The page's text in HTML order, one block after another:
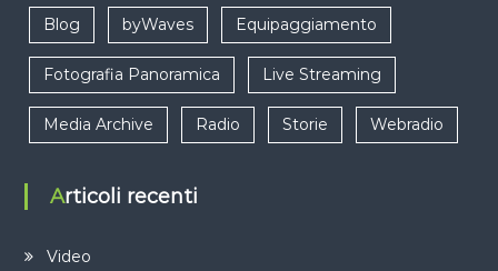
Blog byWaves Equipaggiamento
Fotografia Panoramica Live Streaming
Media Archive Radio Storie Webradio
Articoli recenti
Video